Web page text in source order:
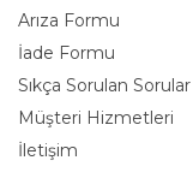
Arıza Formu
İade Formu
Sıkça Sorulan Sorular
Müşteri Hizmetleri
İletişim